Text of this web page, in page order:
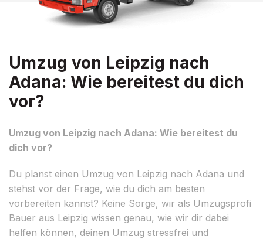
Umzug von Leipzig nach
Adana: Wie bereitest du dich
vor?
Umzug von Leipzig nach Adana: Wie bereitest du
dich vor?
Du planst einen Umzug von Leipzig nach Adana und
stehst vor der Frage, wie du dich am besten
vorbereiten kannst? Keine Sorge, wir als Umzugsprofi
Bauer aus Leipzig wissen genau, wie wir dir dabei
helfen können, deinen Umzug stressfrei und